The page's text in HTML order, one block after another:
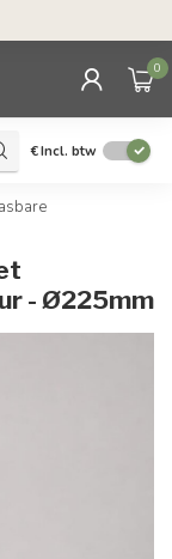
0
€Incl. btw
- Ø225mm